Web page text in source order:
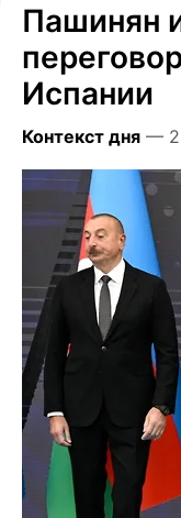
Пашинян
Испании
Контекст дня —